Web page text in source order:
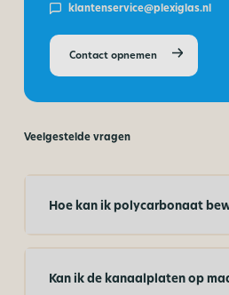
klantenservice@plexiglas.nl
Contact opnemen
Veelgestelde vragen
Hoe kan ik polycarbonaat
Kan ik de kanaalplaten op